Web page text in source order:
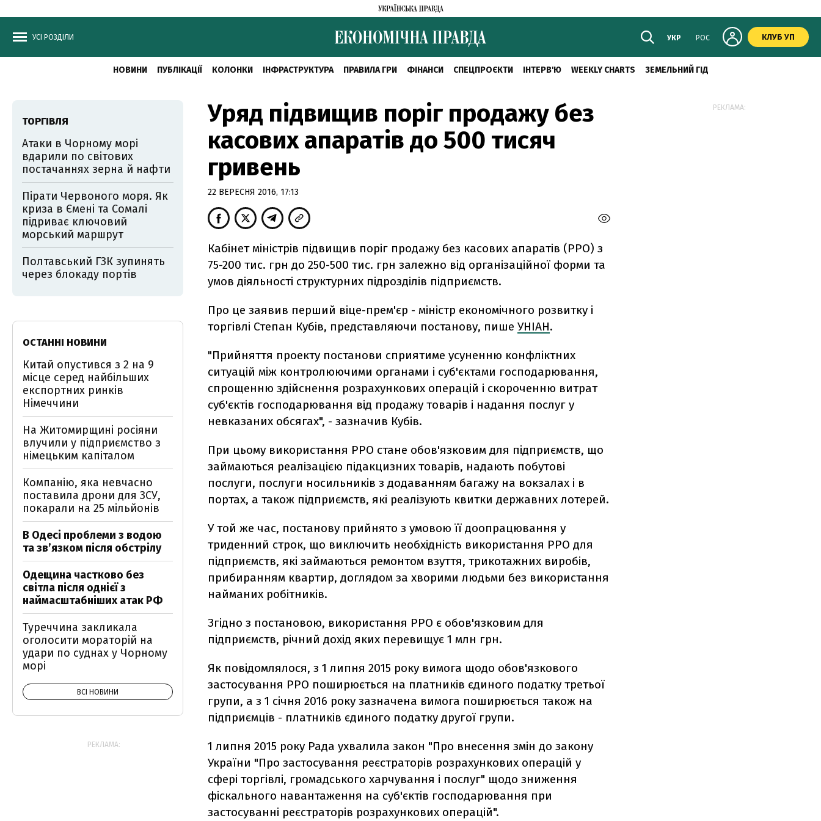
УСІ РОЗДІЛИ УКР РОС КЛУБ УП
НОВИНИ ПУБЛІКАЦІЇ КОЛОНКИ ІНФРАСТРУКТУРА ПРАВИЛА ГРИ ФІНАНСИ СПЕЦПРОЄКТИ ІНТЕРВ'Ю WEEKLY CHARTS ЗЕМЕЛЬНИЙ ГІД
Уряд підвищив поріг продажу без
касових апаратів до 500 тисяч
гривень
22 ВЕРЕСНЯ 2016, 17:13
Кабінет міністрів підвищив поріг продажу без касових апаратів (РРО) з
75-200 тис. грн до 250-500 тис. грн залежно від організаційної форми та
умов діяльності структурних підрозділів підприємств.
Про це заявив перший віце-прем'єр - міністр економічного розвитку і
торгівлі Степан Кубів, представляючи постанову, пише УНІАН.
"Прийняття проекту постанови сприятиме усуненню конфліктних
ситуацій між контролюючими органами і суб'єктами господарювання,
спрощенню здійснення розрахункових операцій і скороченню витрат
суб'єктів господарювання від продажу товарів і надання послуг у
невказаних обсягах", - зазначив Кубів.
При цьому використання РРО стане обов'язковим для підприємств, що
займаються реалізацією підакцизних товарів, надають побутові
послуги, послуги носильників з додаванням багажу на вокзалах і в
портах, а також підприємств, які реалізують квитки державних лотерей.
У той же час, постанову прийнято з умовою її доопрацювання у
триденний строк, що виключить необхідність використання РРО для
підприємств, які займаються ремонтом взуття, трикотажних виробів,
прибиранням квартир, доглядом за хворими людьми без використання
найманих робітників.
Згідно з постановою, використання РРО є обов'язковим для
підприємств, річний дохід яких перевищує 1 млн грн.
Як повідомлялося, з 1 липня 2015 року вимога щодо обов'язкового
застосування РРО поширюється на платників єдиного податку третьої
групи, а з 1 січня 2016 року зазначена вимога поширюється також на
підприємців - платників єдиного податку другої групи.
1 липня 2015 року Рада ухвалила закон "Про внесення змін до закону
України "Про застосування реєстраторів розрахункових операцій у
сфері торгівлі, громадського харчування і послуг" щодо зниження
фіскального навантаження на суб'єктів господарювання при
застосуванні реєстраторів розрахункових операцій".
ТОРГІВЛЯ
Атаки в Чорному морі
вдарили по світових
постачаннях зерна й нафти
Пірати Червоного моря. Як
криза в Ємені та Сомалі
підриває ключовий
морський маршрут
Полтавський ГЗК зупинять
через блокаду портів
ОСТАННІ НОВИНИ
Китай опустився з 2 на 9
місце серед найбільших
експортних ринків
Німеччини
На Житомирщині росіяни
влучили у підприємство з
німецьким капіталом
Компанію, яка невчасно
поставила дрони для ЗСУ,
покарали на 25 мільйонів
В Одесі проблеми з водою
та звʼязком після обстрілу
Одещина частково без
світла після однієї з
наймасштабніших атак РФ
Туреччина закликала
оголосити мораторій на
удари по суднах у Чорному
морі
ВСІ НОВИНИ
РЕКЛАМА:
РЕКЛАМА: